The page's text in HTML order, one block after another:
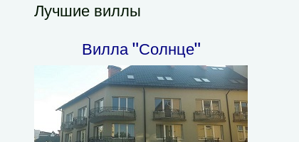
Лучшие виллы
Вилла "Солнце"